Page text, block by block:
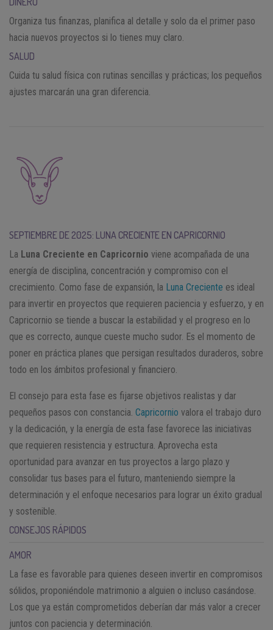
Organiza tus finanzas, planifica al detalle y solo da el primer paso
hacia nuevos proyectos si lo tienes muy claro.
SALUD
Cuida tu salud física con rutinas sencillas y prácticas; los pequeños
ajustes marcarán una gran diferencia.
SEPTIEMBRE DE 2025: LUNA CRECIENTE EN CAPRICORNIO
La Luna Creciente en Capricornio viene acompañada de una
energía de disciplina, concentración y compromiso con el
crecimiento. Como fase de expansión, la Luna Creciente es ideal
para invertir en proyectos que requieren paciencia y esfuerzo, y en
Capricornio se tiende a buscar la estabilidad y el progreso en lo
que es correcto, aunque cueste mucho sudor. Es el momento de
poner en práctica planes que persigan resultados duraderos, sobre
todo en los ámbitos profesional y financiero.
El consejo para esta fase es fijarse objetivos realistas y dar
pequeños pasos con constancia. Capricornio valora el trabajo duro
y la dedicación, y la energía de esta fase favorece las iniciativas
que requieren resistencia y estructura. Aprovecha esta
oportunidad para avanzar en tus proyectos a largo plazo y
consolidar tus bases para el futuro, manteniendo siempre la
determinación y el enfoque necesarios para lograr un éxito gradual
y sostenible.
CONSEJOS RÁPIDOS
AMOR
La fase es favorable para quienes deseen invertir en compromisos
sólidos, proponiéndole matrimonio a alguien o incluso casándose.
Los que ya están comprometidos deberían dar más valor a crecer
juntos con paciencia y determinación.